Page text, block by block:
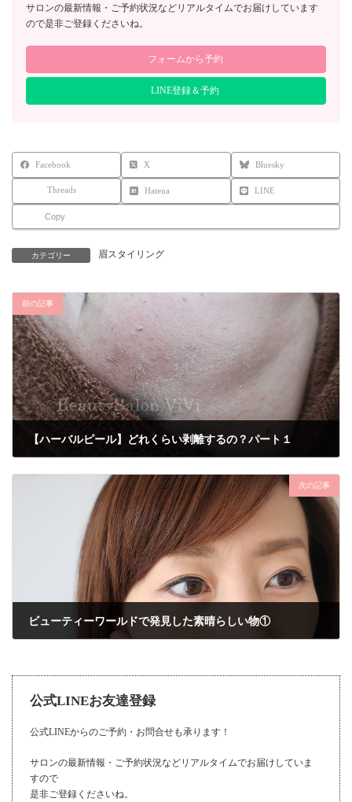
サロンの最新情報・ご予約状況などリアルタイムでお届けしています
ので是非ご登録くださいね。
フォームから予約
LINE登録＆予約
Facebook X Bluesky
Threads Hatena LINE
Copy
カテゴリー 眉スタイリング
前の記事
【ハーバルピール】どれくらい剥離するの？パート１
次の記事
ビューティーワールドで発見した素晴らしい物①
公式LINEお友達登録
公式LINEからのご予約・お問合せも承ります！
サロンの最新情報・ご予約状況などリアルタイムでお届けしていま
すので
是非ご登録くださいね。